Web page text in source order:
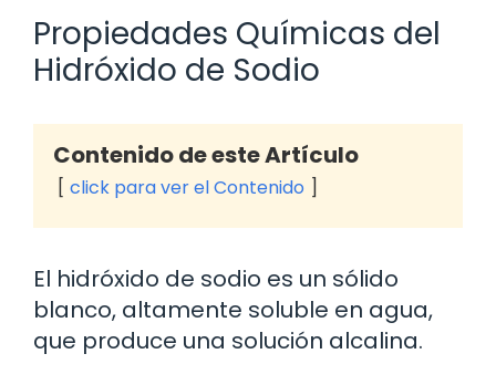
Propiedades Químicas del
Hidróxido de Sodio
Contenido de este Artículo
click para ver el Contenido
El hidróxido de sodio es un sólido
blanco, altamente soluble en agua,
que produce una solución alcalina.